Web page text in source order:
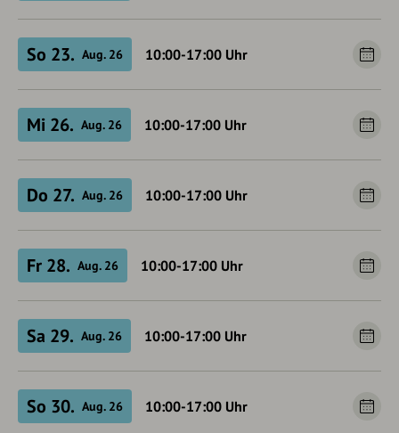
So 23. Aug. 26 10:00-17:00 Uhr
Mi 26. Aug. 26 10:00-17:00 Uhr
Do 27. Aug. 26 10:00-17:00 Uhr
Fr 28. Aug. 26 10:00-17:00 Uhr
Sa 29. Aug. 26 10:00-17:00 Uhr
So 30. Aug. 26 10:00-17:00 Uhr